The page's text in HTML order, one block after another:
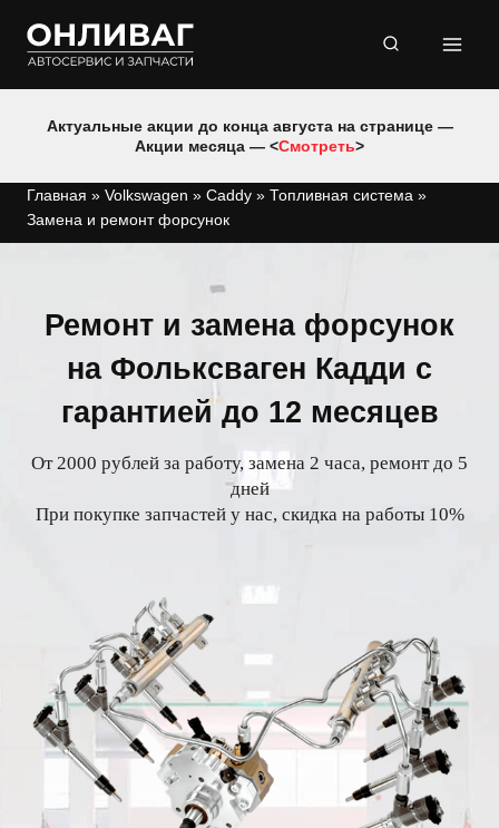
содержимому
Актуальные акции до конца августа на странице —
Акции месяца — <Смотреть>
Главная » Volkswagen » Caddy » Топливная система »
Замена и ремонт форсунок
Ремонт и замена форсунок
на Фольксваген Кадди с
гарантией до 12 месяцев
От 2000 рублей за работу, замена 2 часа, ремонт до 5
дней
При покупке запчастей у нас, скидка на работы 10%